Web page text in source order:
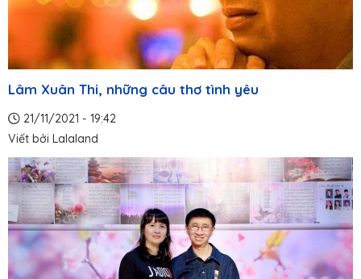
Lâm Xuân Thi, những câu thơ tình yêu
21/11/2021 - 19:42
Viết bởi Lalaland